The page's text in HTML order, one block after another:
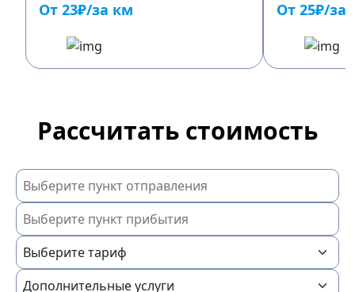
От 23₽/за км От 25₽/за
Рассчитать стоимость